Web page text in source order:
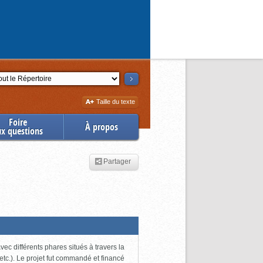
Augmenter
la
Taille du texte
Foire
questions À propos
Partager
différents phares situés à travers la
Le projet fut commandé et financé